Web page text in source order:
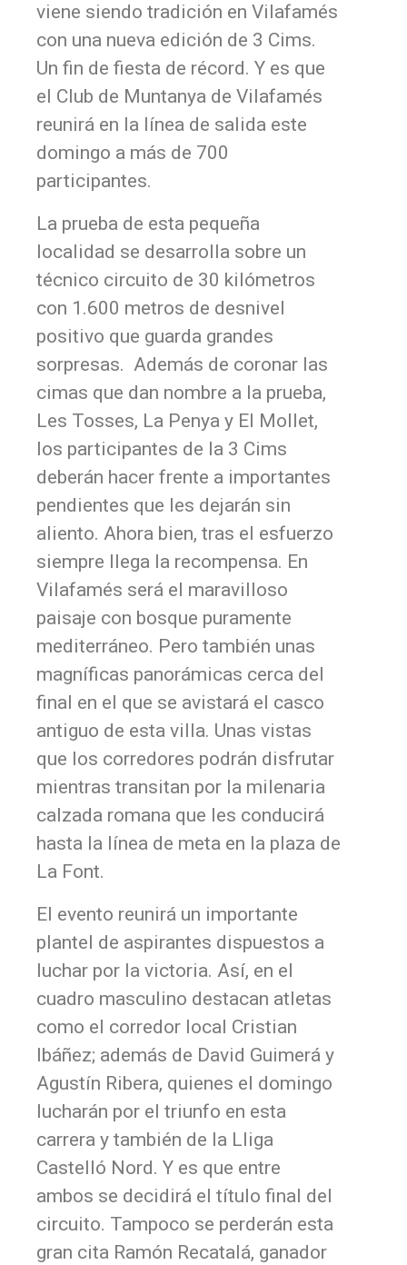
viene siendo tradición en Vilafamés
con una nueva edición de 3 Cims.
Un fin de fiesta de récord. Y es que
el Club de Muntanya de Vilafamés
reunirá en la línea de salida este
domingo a más de 700
participantes.
La prueba de esta pequeña
localidad se desarrolla sobre un
técnico circuito de 30 kilómetros
con 1.600 metros de desnivel
positivo que guarda grandes
sorpresas. Además de coronar las
cimas que dan nombre a la prueba,
Les Tosses, La Penya y El Mollet,
los participantes de la 3 Cims
deberán hacer frente a importantes
pendientes que les dejarán sin
aliento. Ahora bien, tras el esfuerzo
siempre llega la recompensa. En
Vilafamés será el maravilloso
paisaje con bosque puramente
mediterráneo. Pero también unas
magníficas panorámicas cerca del
final en el que se avistará el casco
antiguo de esta villa. Unas vistas
que los corredores podrán disfrutar
mientras transitan por la milenaria
calzada romana que les conducirá
hasta la línea de meta en la plaza de
La Font.
El evento reunirá un importante
plantel de aspirantes dispuestos a
luchar por la victoria. Así, en el
cuadro masculino destacan atletas
como el corredor local Cristian
Ibáñez; además de David Guimerá y
Agustín Ribera, quienes el domingo
lucharán por el triunfo en esta
carrera y también de la Lliga
Castelló Nord. Y es que entre
ambos se decidirá el título final del
circuito. Tampoco se perderán esta
gran cita Ramón Recatalá, ganador